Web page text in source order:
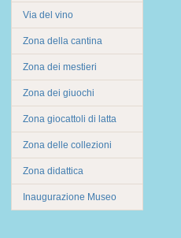
Via del vino
Zona della cantina
Zona dei mestieri
Zona dei giuochi
Zona giocattoli di latta
Zona delle collezioni
Zona didattica
Inaugurazione Museo